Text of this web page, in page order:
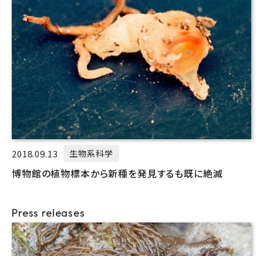
2018.09.13 生物系科学
博物館の植物標本から新種を発見するも既に絶滅
Press releases